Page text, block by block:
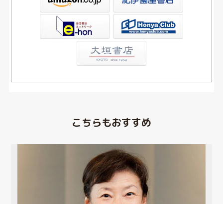
こちらもおすすめ